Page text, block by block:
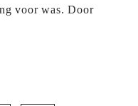
voor was. Door